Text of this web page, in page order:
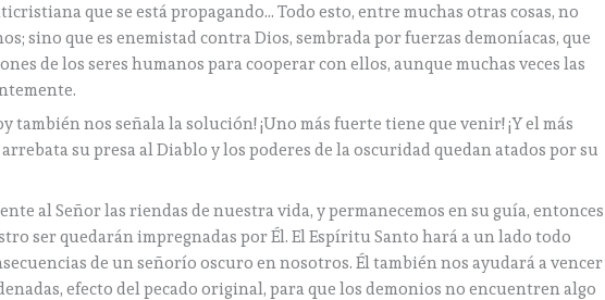
que se está propagando… Todo esto, entre muchas otras cosas, no
sino que es enemistad contra Dios, sembrada por fuerzas demoníacas, que
de los seres humanos para cooperar con ellos, aunque muchas veces las
también nos señala la solución! ¡Uno más fuerte tiene que venir! ¡Y el más
su presa al Diablo y los poderes de la oscuridad quedan atados por su
al Señor las riendas de nuestra vida, y permanecemos en su guía, entonces
ser quedarán impregnadas por Él. El Espíritu Santo hará a un lado todo
de un señorío oscuro en nosotros. Él también nos ayudará a vencer
efecto del pecado original, para que los demonios no encuentren algo